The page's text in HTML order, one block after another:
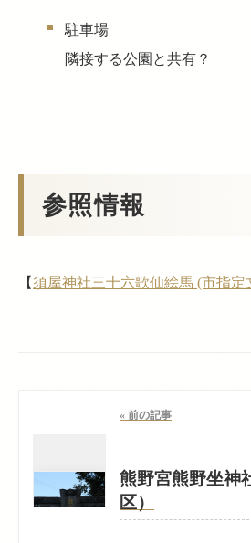
駐車場
隣接する公園と共有？
参照情報
【須屋神社三十六歌仙絵馬 (市指定
« 前の記事
熊野宮熊野坐神
区）